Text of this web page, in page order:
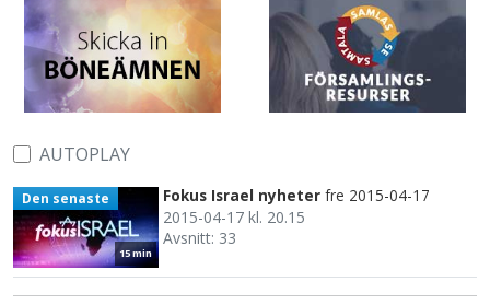
AUTOPLAY
15 min
Den senaste Fokus Israel nyheter fre 2015-04-17
2015-04-17 kl. 20.15
Avsnitt: 33